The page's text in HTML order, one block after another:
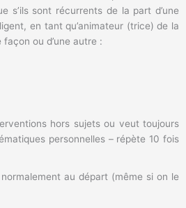
s’ils sont récurrents de la part d’une
en tant qu’animateur (trice) de la
façon ou d’une autre :
hors sujets ou veut toujours
personnelles – répète 10 fois
au départ (même si on le